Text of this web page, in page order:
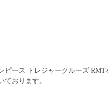
ピース トレジャークルーズ RMT
ております。